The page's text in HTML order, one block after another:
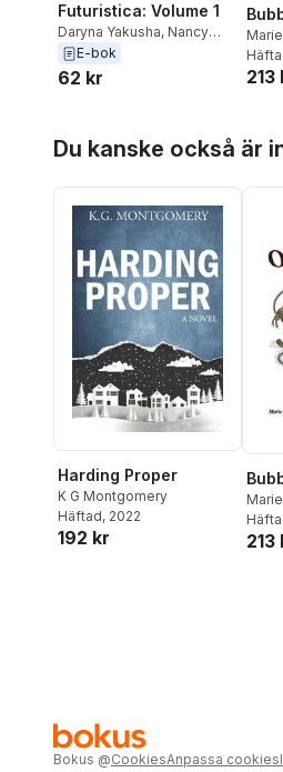
Futuristica: Volume 1
Daryna Yakusha, Nancy
S.M. Waldman
Morgan
Berlin,James Beamon,Bo
Schofield,Patrice Sarath,
Robert Lowell Russell,
Anne E. Johnson
Stephanie Burgis
E-bok
62 kr 213
Du kanske också är
Harding Proper
K G Montgomery
Häftad, 2022
192 kr 213
Bokus @CookiesAnpassa cookies